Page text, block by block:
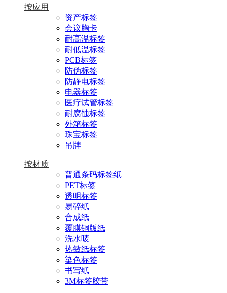
按应用
资产标签
会议胸卡
耐高温标签
耐低温标签
PCB标签
防伪标签
防静电标签
电器标签
医疗试管标签
耐腐蚀标签
外箱标签
珠宝标签
吊牌
按材质
普通条码标签纸
PET标签
透明标签
易碎纸
合成纸
覆膜铜版纸
洗水唛
热敏纸标签
染色标签
书写纸
3M标签胶带